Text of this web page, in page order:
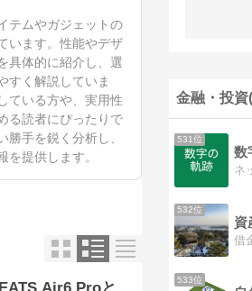
テムやガジェットの
います。性能やデザ
具体的に紹介し、選
すく解説していま
ている方や、実用性
る読者にぴったりで
勝手を鋭く分析し、
を提供します。
金融・投資
531位
数
532位
533位